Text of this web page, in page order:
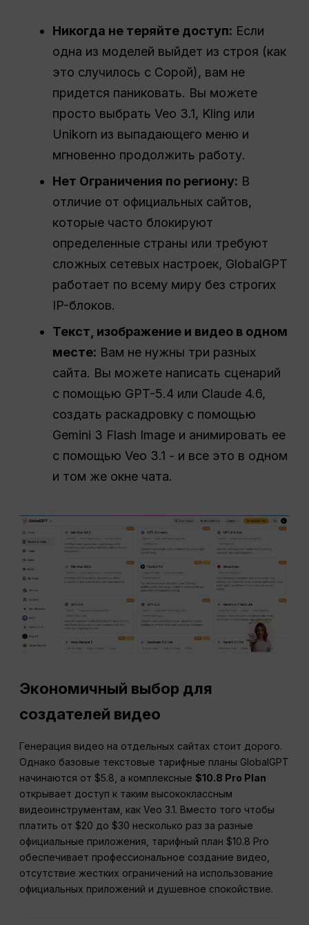
Никогда не теряйте доступ: Если
одна из моделей выйдет из строя (как
это случилось с Сорой), вам не
придется паниковать. Вы можете
просто выбрать Veo 3.1, Kling или
Unikorn из выпадающего меню и
мгновенно продолжить работу.
Нет Ограничения по региону: В
отличие от официальных сайтов,
которые часто блокируют
определенные страны или требуют
сложных сетевых настроек, GlobalGPT
работает по всему миру без строгих
IP-блоков.
Текст, изображение и видео в одном
месте: Вам не нужны три разных
сайта. Вы можете написать сценарий
с помощью GPT-5.4 или Claude 4.6,
создать раскадровку с помощью
Gemini 3 Flash Image и анимировать ее
с помощью Veo 3.1 - и все это в одном
и том же окне чата.
Экономичный выбор для
создателей видео
Генерация видео на отдельных сайтах стоит дорого.
Однако базовые текстовые тарифные планы GlobalGPT
начинаются от $5.8, а комплексные$10.8 Pro Plan
открывает доступ к таким высококлассным
видеоинструментам, как Veo 3.1. Вместо того чтобы
платить от $20 до $30 несколько раз за разные
официальные приложения, тарифный план $10.8 Pro
обеспечивает профессиональное создание видео,
отсутствие жестких ограничений на использование
официальных приложений и душевное спокойствие.